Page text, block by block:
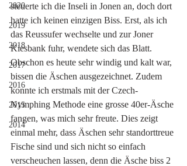
2020
2019
2018
2017
2016
2015
2014
steuerte ich die Inseli in Jonen an, doch dort
hatte ich keinen einzigen Biss. Erst, als ich
das Reussufer wechselte und zur Joner
Kiesbank fuhr, wendete sich das Blatt.
Obschon es heute sehr windig und kalt war,
bissen die Äschen ausgezeichnet. Zudem
konnte ich erstmals mit der Czech-
Nymphing Methode eine grosse 40er-Äsche
fangen, was mich sehr freute. Dies zeigt
einmal mehr, dass Äschen sehr standorttreue
Fische sind und sich nicht so einfach
verscheuchen lassen, denn die Äsche biss 2